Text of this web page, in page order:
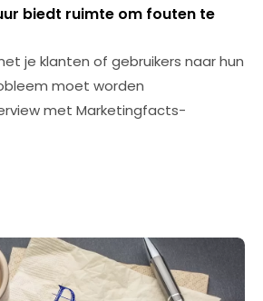
biedt ruimte om fouten te
je klanten of gebruikers naar hun
moet worden
met Marketingfacts-